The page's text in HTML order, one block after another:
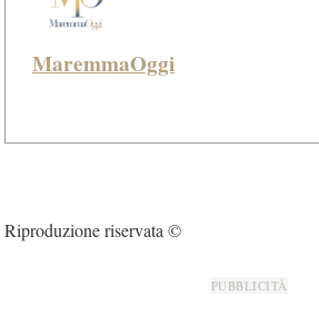
MaremmaOggi
Riproduzione riservata ©
PUBBLICITÀ